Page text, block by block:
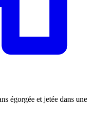
égorgée et jetée dans une